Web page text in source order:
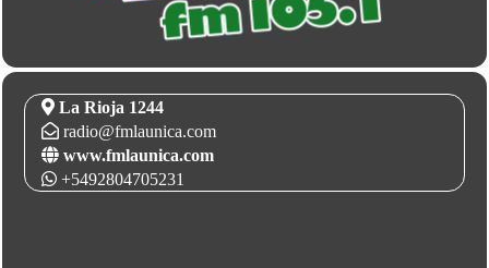
La Rioja 1244
radio@fmlaunica.com
www.fmlaunica.com
+5492804705231